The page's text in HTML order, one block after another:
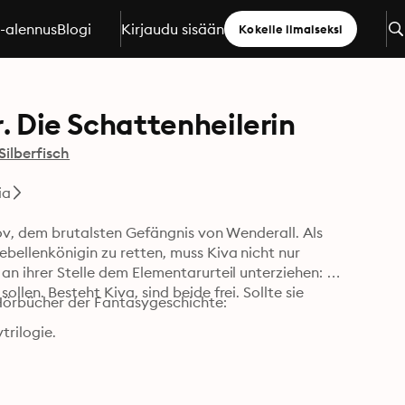
Blogi Kirjaudu sisään Kokeile ilmaiseksi
Die Schattenheilerin
dem brutalsten Gefängnis von Wenderall. Als
zu retten, muss Kiva nicht nur
ihrer Stelle dem Elementarurteil unterziehen:
Besteht Kiva, sind beide frei. Sollte sie
der Fantasygeschichte: